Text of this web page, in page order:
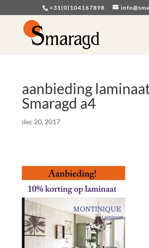
+31(0)104167898
aanbieding
Smaragd a4
dec 20, 2017